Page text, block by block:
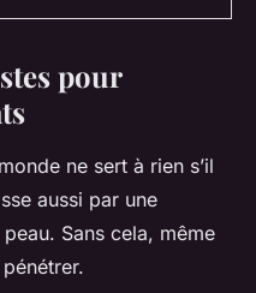
pour
ne sert à rien s’il
aussi par une
Sans cela, même